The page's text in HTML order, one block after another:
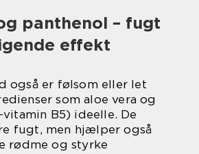
panthenol – fugt
effekt
også er følsom eller let
som aloe vera og
B5) ideelle. De
fugt, men hjælper også
rødme og styrke